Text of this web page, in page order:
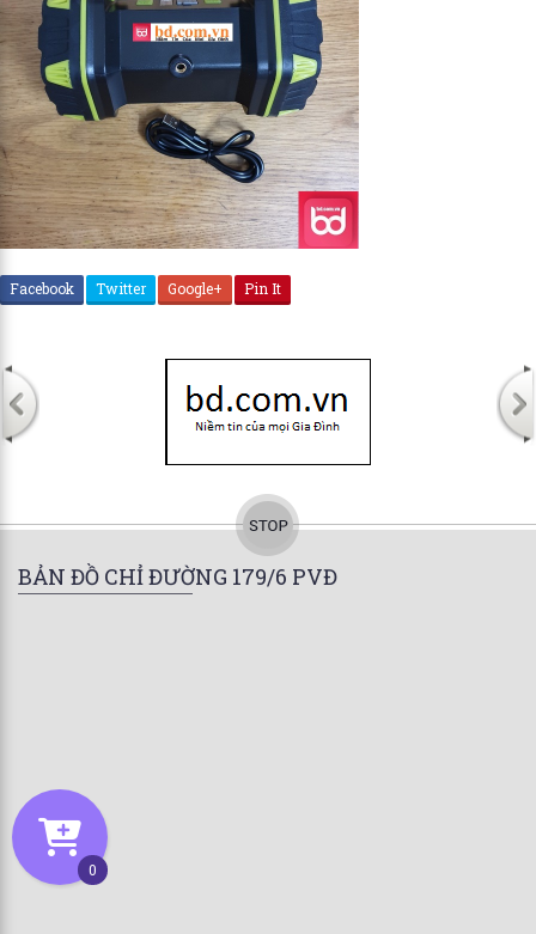
Facebook Twitter Google+ Pin It
BẢN ĐỒ CHỈ ĐƯỜNG 179/6 PVĐ
0